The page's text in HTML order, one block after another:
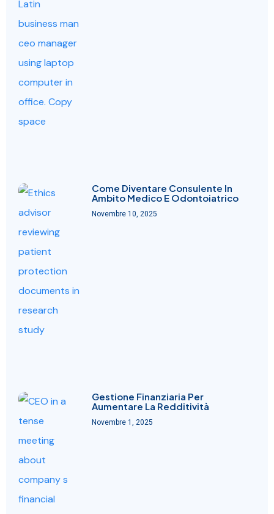
Come Diventare Consulente In
Ambito Medico E Odontoiatrico
Novembre 10, 2025
Gestione Finanziaria Per
Aumentare La Redditività
Novembre 1, 2025